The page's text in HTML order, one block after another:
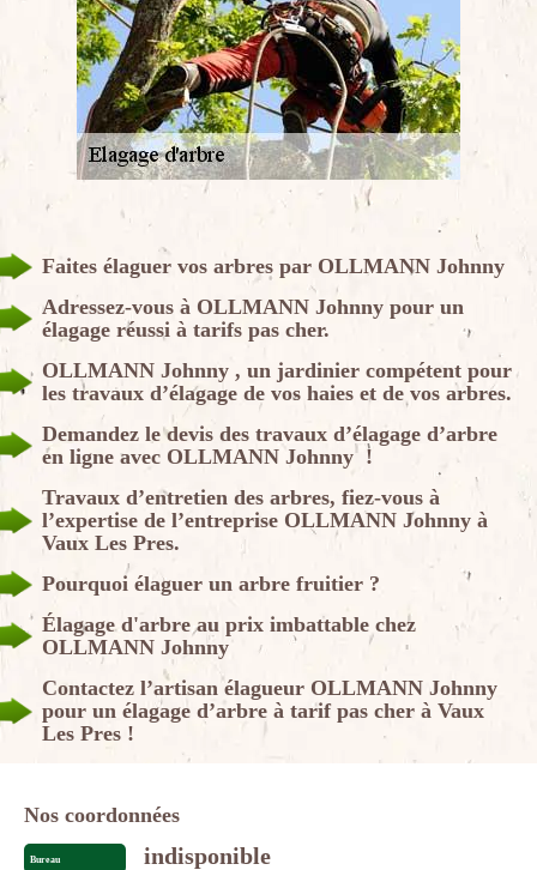
Faites élaguer vos arbres par OLLMANN Johnny
Adressez-vous à OLLMANN Johnny pour un
élagage réussi à tarifs pas cher.
OLLMANN Johnny , un jardinier compétent pour
les travaux d’élagage de vos haies et de vos arbres.
Demandez le devis des travaux d’élagage d’arbre
en ligne avec OLLMANN Johnny !
Travaux d’entretien des arbres, fiez-vous à
l’expertise de l’entreprise OLLMANN Johnny à
Vaux Les Pres.
Pourquoi élaguer un arbre fruitier ?
Élagage d'arbre au prix imbattable chez
OLLMANN Johnny
Contactez l’artisan élagueur OLLMANN Johnny
pour un élagage d’arbre à tarif pas cher à Vaux
Les Pres !
Nos coordonnées
Bureau indisponible